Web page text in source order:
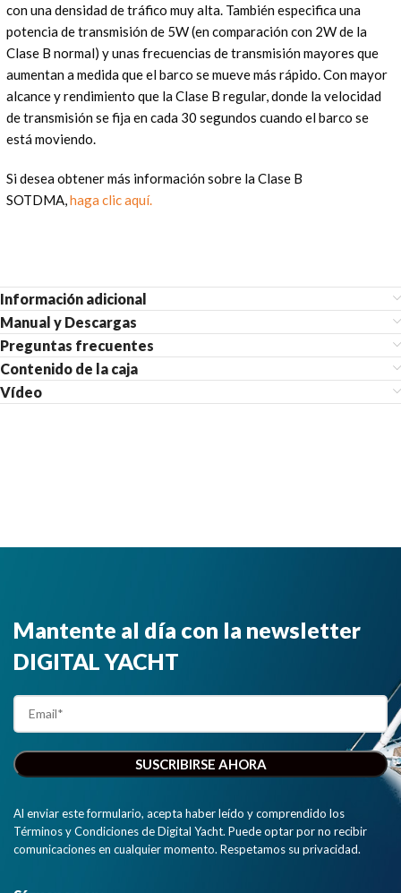
con una densidad de tráfico muy alta. También especifica una
potencia de transmisión de 5W (en comparación con 2W de la
Clase B normal) y unas frecuencias de transmisión mayores que
aumentan a medida que el barco se mueve más rápido. Con mayor
alcance y rendimiento que la Clase B regular, donde la velocidad
de transmisión se fija en cada 30 segundos cuando el barco se
está moviendo.
Si desea obtener más información sobre la Clase B
SOTDMA,haga clic aquí.
Información adicional
Manual y Descargas
Preguntas frecuentes
Contenido de la caja
Vídeo
Mantente al día con la newsletter
DIGITAL YACHT
Al enviar este formulario, acepta haber leído y comprendido los
Términos y Condiciones de Digital Yacht. Puede optar por no recibir
comunicaciones en cualquier momento. Respetamos su privacidad.